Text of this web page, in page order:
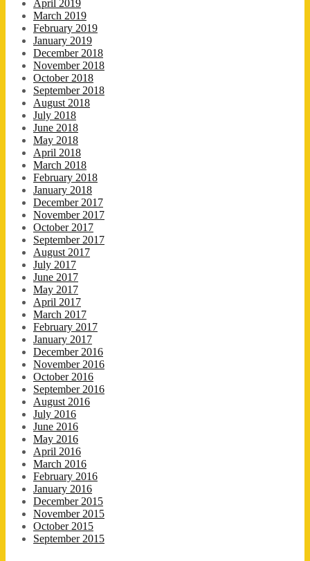
April 2019
March 2019
February 2019
January 2019
December 2018
November 2018
October 2018
September 2018
August 2018
July 2018
June 2018
May 2018
April 2018
March 2018
February 2018
January 2018
December 2017
November 2017
October 2017
September 2017
August 2017
July 2017
June 2017
May 2017
April 2017
March 2017
February 2017
January 2017
December 2016
November 2016
October 2016
September 2016
August 2016
July 2016
June 2016
May 2016
April 2016
March 2016
February 2016
January 2016
December 2015
November 2015
October 2015
September 2015